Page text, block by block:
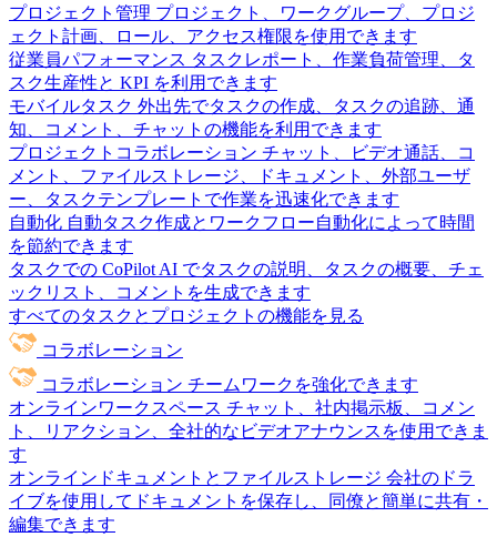
プロジェクト管理 プロジェクト、ワークグループ、プロジ
ェクト計画、ロール、アクセス権限を使用できます
従業員パフォーマンス タスクレポート、作業負荷管理、タ
スク生産性と KPI を利用できます
モバイルタスク 外出先でタスクの作成、タスクの追跡、通
知、コメント、チャットの機能を利用できます
プロジェクトコラボレーション チャット、ビデオ通話、コ
メント、ファイルストレージ、ドキュメント、外部ユーザ
ー、タスクテンプレートで作業を迅速化できます
自動化 自動タスク作成とワークフロー自動化によって時間
を節約できます
タスクでの CoPilot AI でタスクの説明、タスクの概要、チェ
ックリスト、コメントを生成できます
すべてのタスクとプロジェクトの機能を見る
コラボレーション
コラボレーション チームワークを強化できます
オンラインワークスペース チャット、社内掲示板、コメン
ト、リアクション、全社的なビデオアナウンスを使用できま
す
オンラインドキュメントとファイルストレージ 会社のドラ
イブを使用してドキュメントを保存し、同僚と簡単に共有・
編集できます